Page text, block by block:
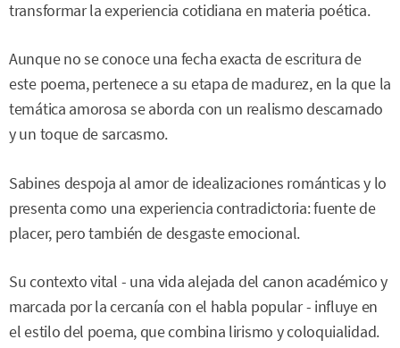
transformar la experiencia cotidiana en materia poética.
Aunque no se conoce una fecha exacta de escritura de
este poema, pertenece a su etapa de madurez, en la que la
temática amorosa se aborda con un realismo descarnado
y un toque de sarcasmo.
Sabines despoja al amor de idealizaciones románticas y lo
presenta como una experiencia contradictoria: fuente de
placer, pero también de desgaste emocional.
Su contexto vital - una vida alejada del canon académico y
marcada por la cercanía con el habla popular - influye en
el estilo del poema, que combina lirismo y coloquialidad.